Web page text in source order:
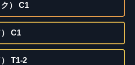
） C1
C1
T1-2